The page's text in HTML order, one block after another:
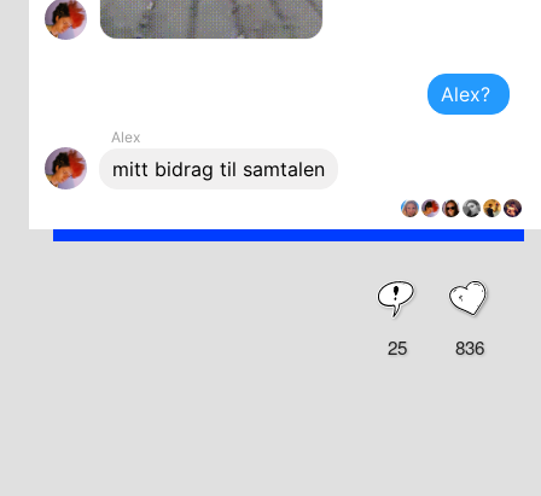
Alex?
Alex
mitt bidrag til samtalen
25 836